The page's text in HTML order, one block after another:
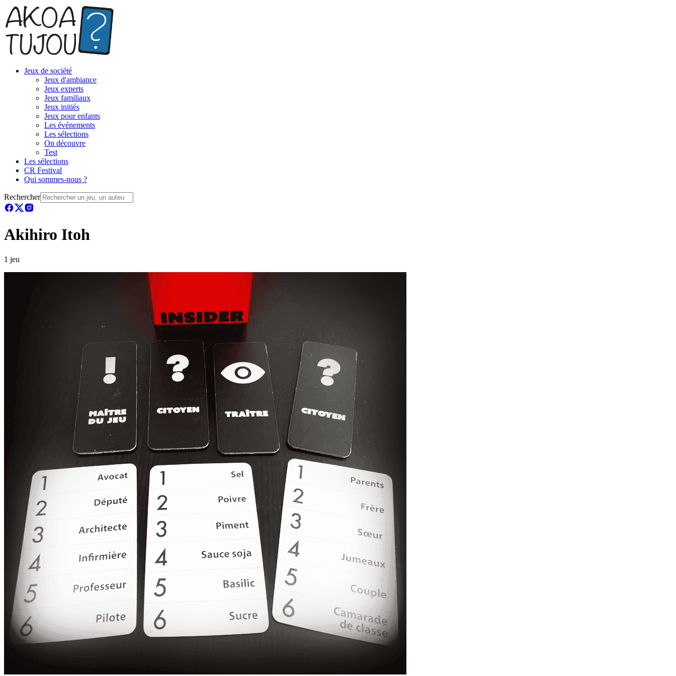
Jeux de société
Jeux d'ambiance
Jeux experts
Jeux familiaux
Jeux initiés
Jeux pour enfants
Les événements
Les sélections
On découvre
Test
Les sélections
CR Festival
Qui sommes-nous ?
Rechercher
Akihiro Itoh
1 jeu